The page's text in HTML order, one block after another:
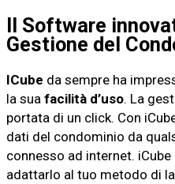
Il Software
Gestione del
ICube da sempre ha
la sua facilità d’uso. La
portata di un click. Con
dati del condominio da
connesso ad internet. iCube
adattarlo al tuo metodo di